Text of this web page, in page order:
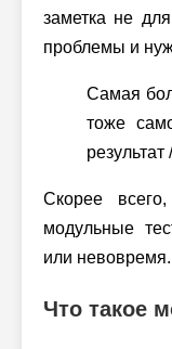
заметка не
проблемы и
Самая
тоже
результат
Скорее
модульные
или невовремя.
Что такое